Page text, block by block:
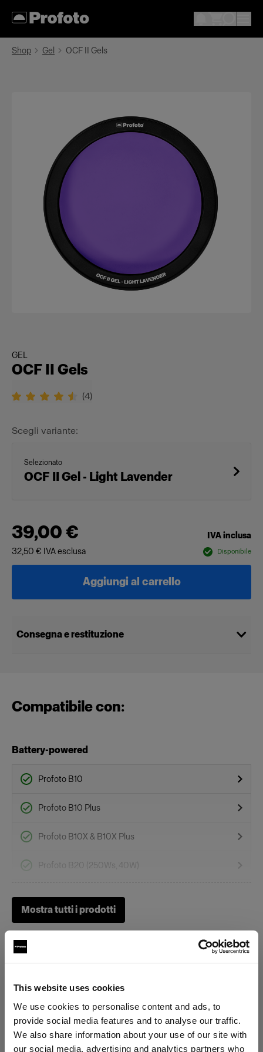
This website uses cookies
We use cookies to personalise content and ads, to
provide social media features and to analyse our traffic.
We also share information about your use of our site with
our social media, advertising and analytics partners who
Shop Gel OCF II Gels
GEL
OCF II Gels
(4)
Scegli variante:
Selezionato
OCF II Gel - Light Lavender
39,00 €
IVA inclusa
32,50 € IVA esclusa Disponibile
Aggiungi al carrello
Consegna e restituzione
Compatibile con:
Battery-powered
Profoto B10
Profoto B10 Plus
Profoto B10X & B10X Plus
Profoto B20 (250Ws, 40W)
Profoto B1X
OCF II Gel Ring
OCF II Grid & Gel Holder
Mostra tutti i prodotti
Specifiche: